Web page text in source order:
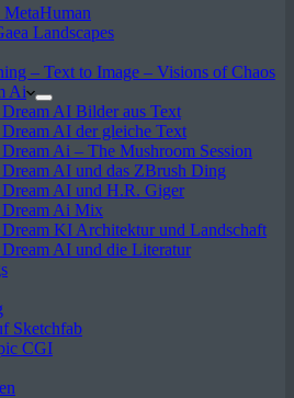
Landscapes
– Text to Image – Visions of Chaos
Ai
AI Bilder aus Text
AI der gleiche Text
Ai – The Mushroom Session
AI und das ZBrush Ding
AI und H.R. Giger
Dream Ai Mix
KI Architektur und Landschaft
AI und die Literatur
Sketchfab
CGI